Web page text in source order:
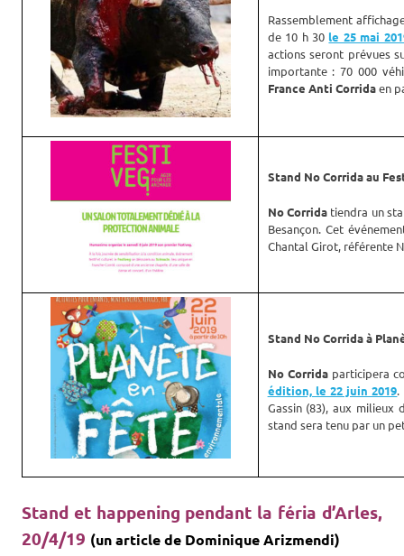
Rassemblement
de 10 h 30 le 25 mai
actions seront prévues
importante : 70 000
France Anti Corridaen
Stand No Corrida au
No Corridatiendra un
Besançon. Cet
Chantal Girot, référente
Stand No Corrida à
No Corridaparticipera
édition, le 22 juin 2019.
Gassin (83), aux milieux
stand sera tenu par un
Stand et happening pendant la féria d’Arles,
20/4/19 (un article de Dominique Arizmendi)